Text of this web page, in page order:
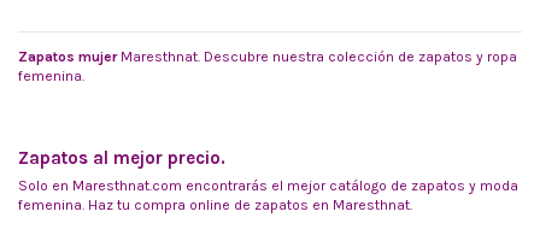
Zapatos mujerMaresthnat. Descubre nuestra colección de zapatos y ropa
femenina.
Zapatos al mejor precio.
Solo en Maresthnat.com encontrarás el mejor catálogo de zapatos y moda
femenina. Haz tu compra online de zapatos en Maresthnat.